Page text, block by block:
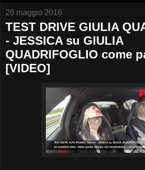
26 maggio 2016
TEST DRIVE GIULIA
- JESSICA su GIULIA
QUADRIFOGLIO come
[VIDEO]